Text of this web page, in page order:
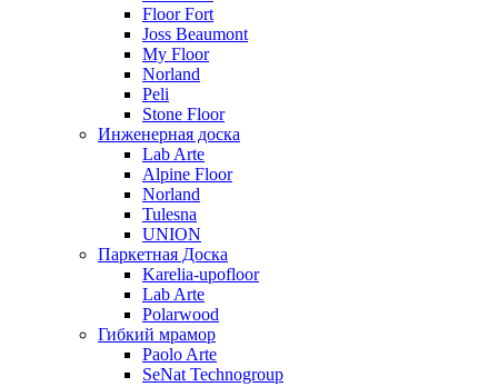
Floor Fort
Joss Beaumont
My Floor
Norland
Peli
Stone Floor
Инженерная доска
Lab Arte
Alpine Floor
Norland
Tulesna
UNION
Паркетная Доска
Karelia-upofloor
Lab Arte
Polarwood
Гибкий мрамор
Paolo Arte
SeNat Technogroup